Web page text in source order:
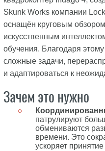
Skunk Works компании
оснащён круговым
искусственным
обучения. Благодаря
сложные задачи,
и адаптироваться к
Зачем это нужно
патрулируют
обмениваются
времени. Это
ускоряет